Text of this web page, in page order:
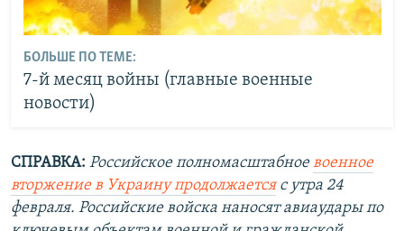
БОЛЬШЕ ПО ТЕМЕ:
7-й месяц войны (главные военные
новости)
СПРАВКА: Российское полномасштабноевоенное
вторжение в Украину продолжаетсяс утра 24
февраля. Российские войска наносят авиаудары по